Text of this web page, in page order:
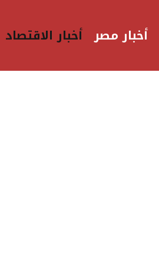
أخبار مصر أخبار الاقتصاد